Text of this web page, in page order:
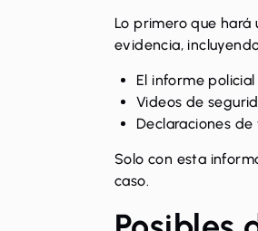
Lo primero que
evidencia,
El informe policial
Videos de
Declaraciones
Solo con esta
caso.